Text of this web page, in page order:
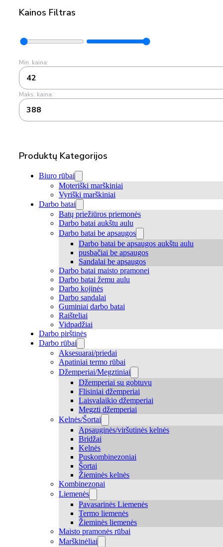
Kainos Filtras
Min. kaina:
42
Maks. kaina:
388
Produktų Kategorijos
Biuro rūbai
Moteriški marškiniai
Vyriški marškiniai
Darbo batai
Batų priežiūros priemonės
Darbo batai aukštu aulu
Darbo batai be apsaugos
Darbo batai be apsaugos aukštu aulu
pusbačiai be apsaugos
Sandalai be apsaugos
Darbo batai maisto pramonei
Darbo batai žemu aulu
Darbo kojinės
Darbo sandalai
Guminiai darbo batai
Raišteliai
Vidpadžiai
Darbo pirštinės
Darbo rūbai
Aksesuarai/priedai
Apatiniai termo rūbai
Džemperiai/Megztiniai
Džemperiai su gobtuvu
Flisiniai džemperiai
Laisvalaikio džemperiai
Megzti džemperiai
Kelnės/Šortai
Apsauginės/viršutinės kelnės
Bridžai
Kelnės
Puskombinezoniai
Šortai
Žieminės kelnės
Kombinezonai
Liemenės
Pavasarinės Liemenės
Termo liemenės
Žieminės liemenės
Maisto pramonės rūbai
Marškinėliai